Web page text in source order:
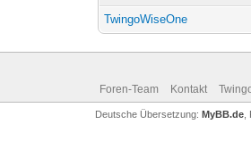
TwingoWiseOne
Foren-Team Kontakt
Deutsche Übersetzung: MyBB.de,